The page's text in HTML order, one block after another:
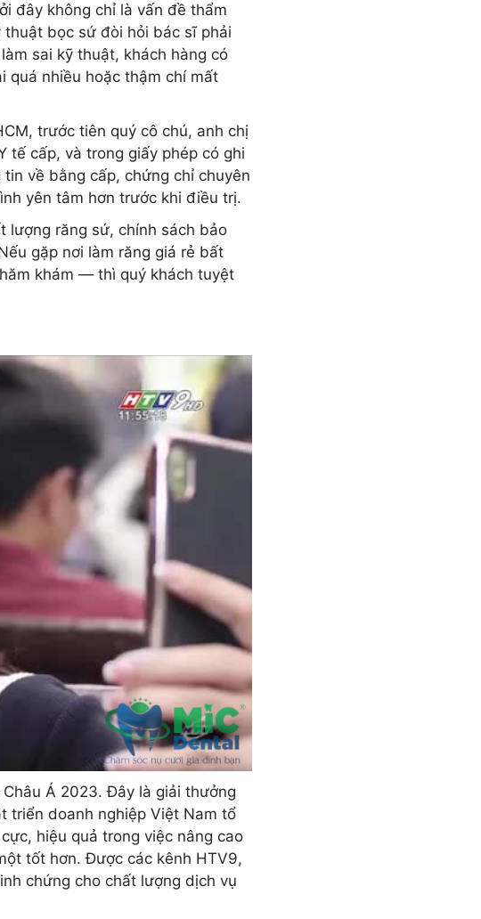
đây không chỉ là vấn đề thẩm
bọc sứ đòi hỏi bác sĩ phải
sai kỹ thuật, khách hàng có
quá nhiều hoặc thậm chí mất
trước tiên quý cô chú, anh chị
tế cấp, và trong giấy phép có ghi
về bằng cấp, chứng chỉ chuyên
yên tâm hơn trước khi điều trị.
lượng răng sứ, chính sách bảo
gặp nơi làm răng giá rẻ bất
khám — thì quý khách tuyệt
Á 2023. Đây là giải thưởng
triển doanh nghiệp Việt Nam tổ
hiệu quả trong việc nâng cao
tốt hơn. Được các kênh HTV9,
chứng cho chất lượng dịch vụ